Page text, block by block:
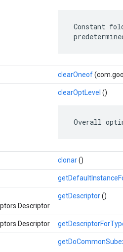
Constant
clearOneof
clearOptLevel ()
Overall
clonar()
getDescriptor()